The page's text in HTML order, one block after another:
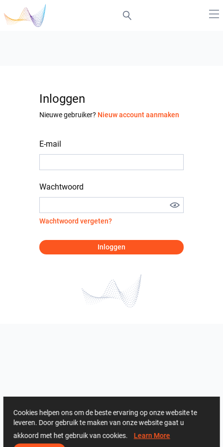
Inloggen
Nieuwe gebruiker? Nieuw account aanmaken
E-mail
Wachtwoord
Wachtwoord vergeten?
Inloggen
Cookies helpen ons om de beste ervaring op onze website te
leveren. Door gebruik te maken van onze website gaat u
akkoord met het gebruik van cookies. Learn More